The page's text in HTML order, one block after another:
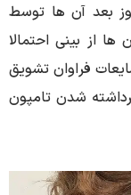
بعد آن ها توسط
از بینی احتمالا
فراوان تشویق
شدن تامپون